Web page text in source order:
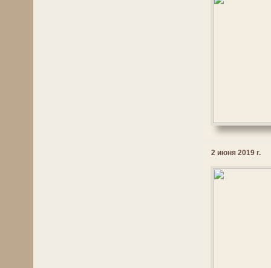
2 июня 2019 г.